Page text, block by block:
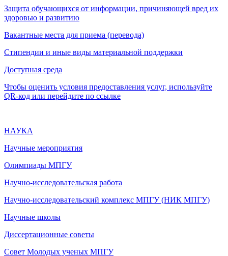
Защита обучающихся от информации, причиняющей вред их
здоровью и развитию
Вакантные места для приема (перевода)
Стипендии и иные виды материальной поддержки
Доступная среда
Чтобы оценить условия предоставления услуг, используйте
QR-код или перейдите по ссылке
НАУКА
Научные мероприятия
Олимпиады МПГУ
Научно-исследовательская работа
Научно-исследовательский комплекс МПГУ (НИК МПГУ)
Научные школы
Диссертационные советы
Совет Молодых ученых МПГУ